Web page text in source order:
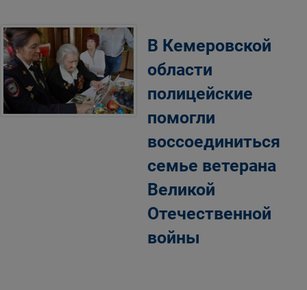
В Кемеровской
области
полицейские
помогли
воссоединиться
семье ветерана
Великой
Отечественной
войны